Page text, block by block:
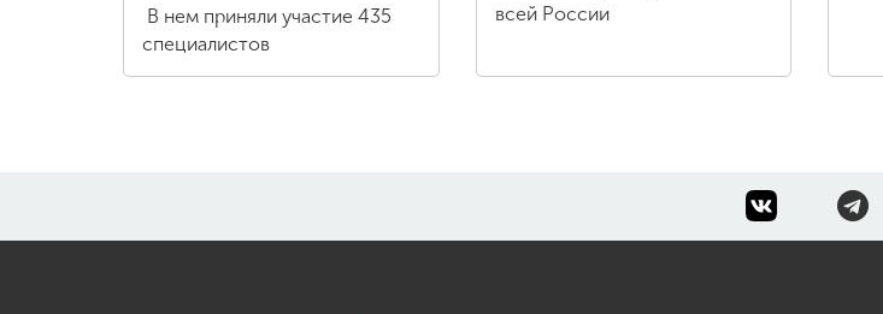
В нем приняли участие 435
специалистов
всей России